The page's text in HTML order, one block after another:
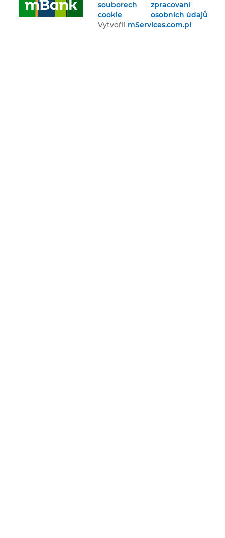
souborech
cookie
zpracovaní
osobních údajů
Vytvořil mServices.com.pl